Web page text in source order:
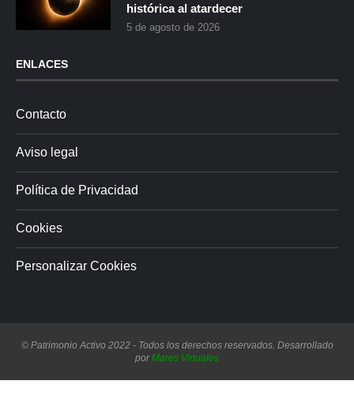
histórica al atardecer
5 de agosto de 2026
ENLACES
Contacto
Aviso legal
Política de Privacidad
Cookies
Personalizar Cookies
© Patrimonio Activo 2022 - Todos los derechos reservados. Desarrollado
porMares Virtuales